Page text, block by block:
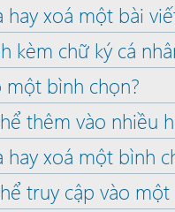
hay xoá một bài
kèm chữ ký cá
một bình chọn?
thêm vào nhiều
hay xoá một bình
truy cập vào một